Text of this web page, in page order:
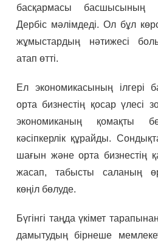
басқармасы басшысының
Дербіс мәлімдеді. Ол бұл
жұмыстардың нәтижесі
атап өтті.
Ел экономикасының ілгері
орта бизнестің қосар үлесі
экономиканың қомақты
кәсіпкерлік құрайды.
шағын және орта бизнестің
жасап, табысты саланың
көңіл бөлуде.
Бүгінгі таңда үкімет
дамытудың бірнеше